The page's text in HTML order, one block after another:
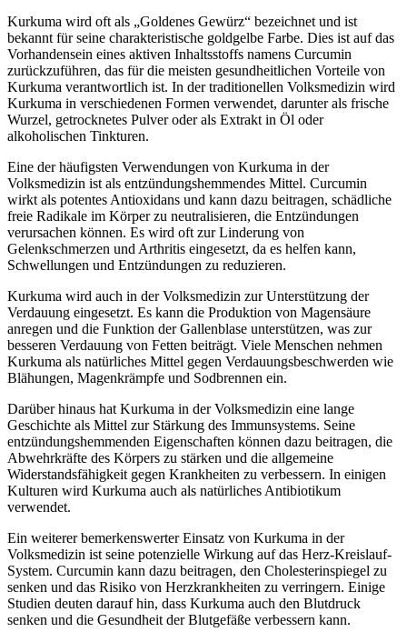
Kurkuma wird oft als „Goldenes Gewürz“ bezeichnet und ist
bekannt für seine charakteristische goldgelbe Farbe. Dies ist auf das
Vorhandensein eines aktiven Inhaltsstoffs namens Curcumin
zurückzuführen, das für die meisten gesundheitlichen Vorteile von
Kurkuma verantwortlich ist. In der traditionellen Volksmedizin wird
Kurkuma in verschiedenen Formen verwendet, darunter als frische
Wurzel, getrocknetes Pulver oder als Extrakt in Öl oder
alkoholischen Tinkturen.
Eine der häufigsten Verwendungen von Kurkuma in der
Volksmedizin ist als entzündungshemmendes Mittel. Curcumin
wirkt als potentes Antioxidans und kann dazu beitragen, schädliche
freie Radikale im Körper zu neutralisieren, die Entzündungen
verursachen können. Es wird oft zur Linderung von
Gelenkschmerzen und Arthritis eingesetzt, da es helfen kann,
Schwellungen und Entzündungen zu reduzieren.
Kurkuma wird auch in der Volksmedizin zur Unterstützung der
Verdauung eingesetzt. Es kann die Produktion von Magensäure
anregen und die Funktion der Gallenblase unterstützen, was zur
besseren Verdauung von Fetten beiträgt. Viele Menschen nehmen
Kurkuma als natürliches Mittel gegen Verdauungsbeschwerden wie
Blähungen, Magenkrämpfe und Sodbrennen ein.
Darüber hinaus hat Kurkuma in der Volksmedizin eine lange
Geschichte als Mittel zur Stärkung des Immunsystems. Seine
entzündungshemmenden Eigenschaften können dazu beitragen, die
Abwehrkräfte des Körpers zu stärken und die allgemeine
Widerstandsfähigkeit gegen Krankheiten zu verbessern. In einigen
Kulturen wird Kurkuma auch als natürliches Antibiotikum
verwendet.
Ein weiterer bemerkenswerter Einsatz von Kurkuma in der
Volksmedizin ist seine potenzielle Wirkung auf das Herz-Kreislauf-
System. Curcumin kann dazu beitragen, den Cholesterinspiegel zu
senken und das Risiko von Herzkrankheiten zu verringern. Einige
Studien deuten darauf hin, dass Kurkuma auch den Blutdruck
senken und die Gesundheit der Blutgefäße verbessern kann.